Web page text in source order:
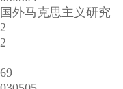
国外马克思主义研究
2
2
69